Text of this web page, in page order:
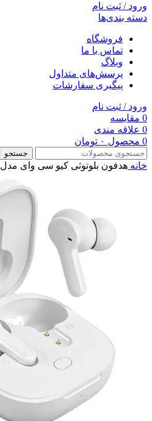
ورود / ثبت نام
دسته بندی‌ها
فروشگاه
تماس با ما
وبلاگ
پرسش‌های متداول
پیگیری سفارشات
ورود / ثبت نام
0 مقایسه
0 علاقه مندی
0 محصول ۰ تومان
جستجو
خانه هدفون بلوتوثی کیو سی وای مدل T13 ANC